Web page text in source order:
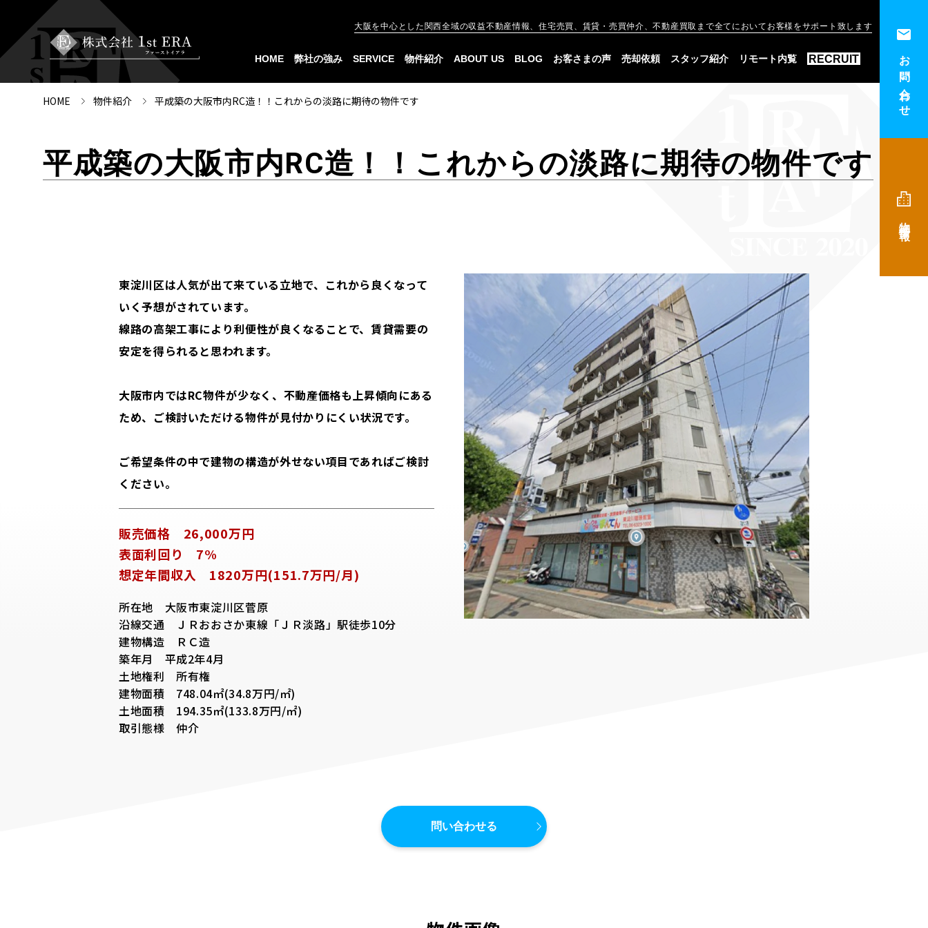
大阪を中心とした関西全域の収益不動産情報、住宅売買、賃貸・売買仲介、不動産買取まで全てにおいてお客様をサポート致します
HOME 弊社の強み SERVICE 物件紹介 ABOUT US BLOG お客さまの声 売却依頼 スタッフ紹介 リモート内覧 RECRUIT お問い合わせ
HOME 物件紹介 平成築の大阪市内RC造！！これからの淡路に期待の物件です
平成築の大阪市内RC造！！これからの淡路に期待の物件です
東淀川区は人気が出て来ている立地で、これから良くなって
いく予想がされています。
線路の高架工事により利便性が良くなることで、賃貸需要の
安定を得られると思われます。
大阪市内ではRC物件が少なく、不動産価格も上昇傾向にある
ため、ご検討いただける物件が見付かりにくい状況です。
ご希望条件の中で建物の構造が外せない項目であればご検討
ください。
販売価格 26,000万円
表面利回り 7%
想定年間収入 1820万円(151.7万円/月)
所在地 大阪市東淀川区菅原
沿線交通 ＪＲおおさか東線「ＪＲ淡路」駅徒歩10分
建物構造 ＲＣ造
築年月 平成2年4月
土地権利 所有権
建物面積 748.04㎡(34.8万円/㎡)
土地面積 194.35㎡(133.8万円/㎡)
取引態様 仲介
問い合わせる